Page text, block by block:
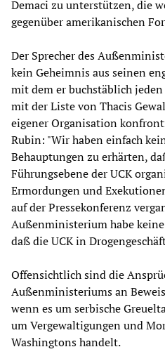
Demaci zu unterstützen, die
gegenüber amerikanischen
Der Sprecher des
kein Geheimnis aus seinen
mit dem er buchstäblich
mit der Liste von Thacis
eigener Organisation
Rubin: "Wir haben einfach
Behauptungen zu erhärten,
Führungsebene der UCK
Ermordungen und
auf der Pressekonferenz
Außenministerium habe
daß die UCK in
Offensichtlich sind die
Außenministeriums an
wenn es um serbische
um Vergewaltigungen und
Washingtons handelt.